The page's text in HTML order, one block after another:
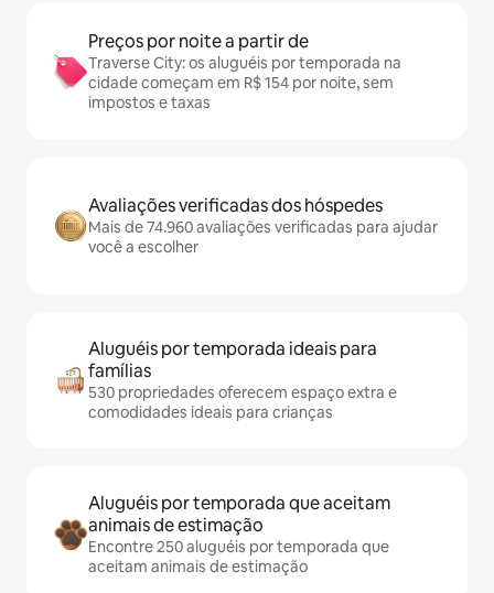
Preços por noite a partir de
Traverse City: os aluguéis por temporada na
cidade começam em R$ 154 por noite, sem
impostos e taxas
Avaliações verificadas dos hóspedes
Mais de 74.960 avaliações verificadas para ajudar
você a escolher
Aluguéis por temporada ideais para
famílias
530 propriedades oferecem espaço extra e
comodidades ideais para crianças
Aluguéis por temporada que aceitam
animais de estimação
Encontre 250 aluguéis por temporada que
aceitam animais de estimação